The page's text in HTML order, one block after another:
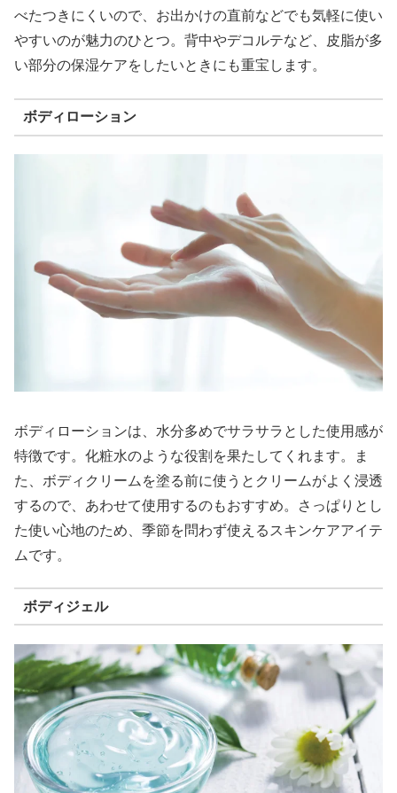
べたつきにくいので、お出かけの直前などでも気軽に使い
やすいのが魅力のひとつ。背中やデコルテなど、皮脂が多
い部分の保湿ケアをしたいときにも重宝します。
ボディローション
ボディローションは、水分多めでサラサラとした使用感が
特徴です。化粧水のような役割を果たしてくれます。ま
た、ボディクリームを塗る前に使うとクリームがよく浸透
するので、あわせて使用するのもおすすめ。さっぱりとし
た使い心地のため、季節を問わず使えるスキンケアアイテ
ムです。
ボディジェル